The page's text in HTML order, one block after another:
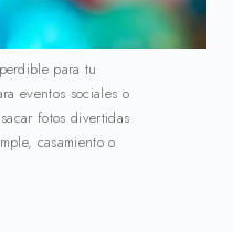
para tu
eventos sociales o
fotos divertidas
casamiento o